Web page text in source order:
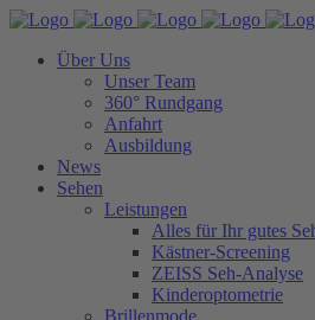
Über Uns
Unser Team
360° Rundgang
Anfahrt
Ausbildung
News
Sehen
Leistungen
Alles für Ihr gutes
Kästner-Screening
ZEISS Seh-Analyse
Kinderoptometrie
Brillenmode